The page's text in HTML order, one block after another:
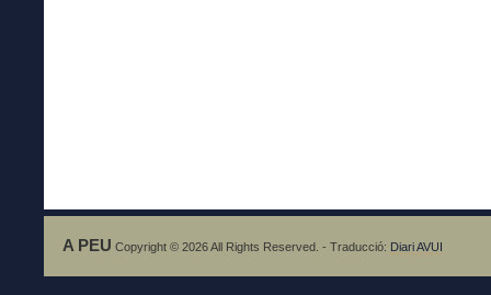
A PEU Copyright © 2026 All Rights Reserved. - Traducció: Diari AVUI